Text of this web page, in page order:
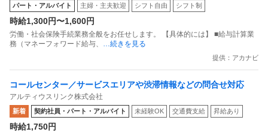
パート・アルバイト 主婦・主夫歓迎 シフト自由 シフト制
時給1,300円〜1,600円
労働・社会保険手続業務全般をお任せします。 【具体的には】 ■給与計算業
務（マネーフォワード給与、 …続きを見る
提供：アカナビ
コールセンター／サービスエリアや渋滞情報などの問合せ対応
アルティウスリンク株式会社
新着 契約社員・パート・アルバイト 未経験OK 交通費支給 昇給あり
時給1,750円